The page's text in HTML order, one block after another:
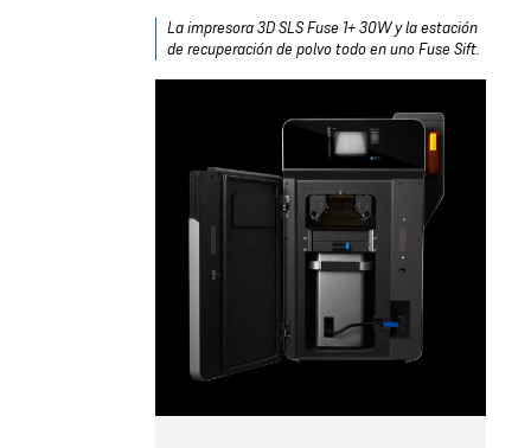
La impresora 3D SLS Fuse 1+ 30W y la estación
de recuperación de polvo todo en uno Fuse Sift.